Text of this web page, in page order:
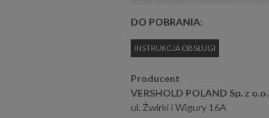
DO POBRANIA:
INSTRUKCJA OBSŁUGI
Producent
VERSHOLD POLAND Sp. z o.o.
ul. Żwirki i Wigury 16A